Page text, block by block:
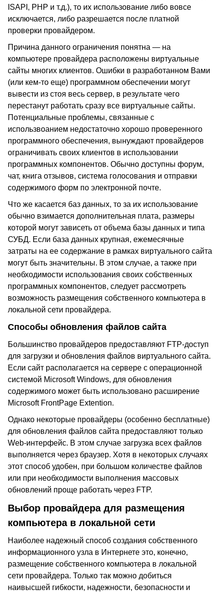
ISAPI, PHP и т.д.), то их использование либо вовсе
исключается, либо разрешается после платной
проверки провайдером.
Причина данного ограничения понятна — на
компьютере провайдера расположены виртуальные
сайты многих клиентов. Ошибки в разработанном Вами
(или кем-то еще) программном обеспечении могут
вывести из стоя весь сервер, в результате чего
перестанут работать сразу все виртуальные сайты.
Потенциальные проблемы, связанные с
использвоанием недостаточно хорошо проверенного
программного обеспечения, вынуждают провайдеров
ограничивать своих клиентов в использовании
программных компонентов. Обычно доступны форум,
чат, книга отзывов, система голосования и отправки
содержимого форм по электронной почте.
Что же касается баз данных, то за их использование
обычно взимается дополнительная плата, размеры
которой могут зависеть от объема базы данных и типа
СУБД. Если база данных крупная, ежемесячные
затраты на ее содержание в рамках виртуального сайта
могут быть значительны. В этом случае, а также при
необходимости использования своих собственных
программных компонентов, следует рассмотреть
возможность размещения собственного компьютера в
локальной сети провайдера.
Способы обновления файлов сайта
Большинство провайдеров предоставляют FTP-доступ
для загрузки и обновления файлов виртуального сайта.
Если сайт располагается на сервере с операционной
системой Microsoft Windows, для обновления
содержимого может быть использовано расширение
Microsoft FrontPage Extention.
Однако некоторые провайдеры (особенно бесплатные)
для обновления файлов сайта предоставляют только
Web-интерфейс. В этом случае загрузка всех файлов
выполняется через браузер. Хотя в некоторых случаях
этот способ удобен, при большом количестве файлов
или при необходимости выполнения массовых
обновлений проще работать через FTP.
Выбор провайдера для размещения
компьютера в локальной сети
Наиболее надежный способ создания собственного
информационного узла в Интернете это, конечно,
размещение собственного компьютера в локальной
сети провайдера. Только так можно добиться
наивысшей гибкости, надежности, безопасности и